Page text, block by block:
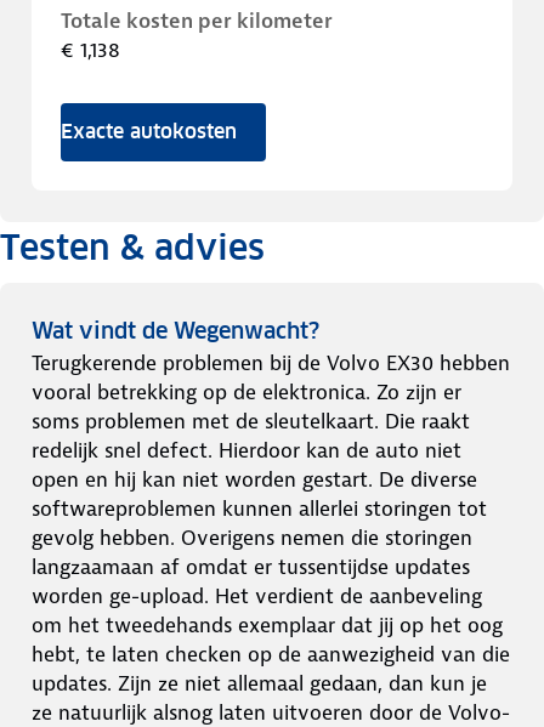
Totale kosten per kilometer
€ 1,138
Exacte autokosten
Testen & advies
Wat vindt de Wegenwacht?
Terugkerende problemen bij de Volvo EX30 hebben
vooral betrekking op de elektronica. Zo zijn er
soms problemen met de sleutelkaart. Die raakt
redelijk snel defect. Hierdoor kan de auto niet
open en hij kan niet worden gestart. De diverse
softwareproblemen kunnen allerlei storingen tot
gevolg hebben. Overigens nemen die storingen
langzaamaan af omdat er tussentijdse updates
worden ge-upload. Het verdient de aanbeveling
om het tweedehands exemplaar dat jij op het oog
hebt, te laten checken op de aanwezigheid van die
updates. Zijn ze niet allemaal gedaan, dan kun je
ze natuurlijk alsnog laten uitvoeren door de Volvo-